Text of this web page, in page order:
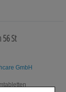
56 St
GmbH